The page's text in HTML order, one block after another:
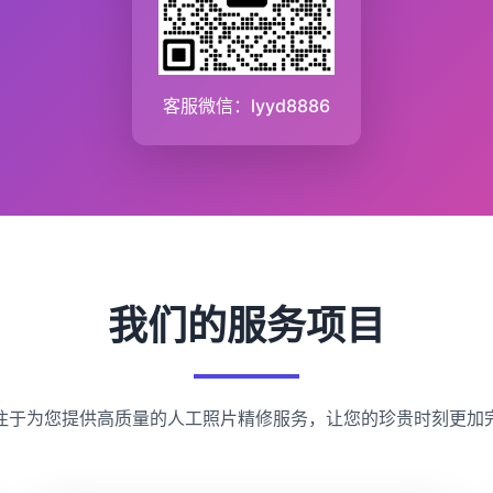
客服微信：lyyd8886
我们的服务项目
于为您提供高质量的人工照片精修服务，让您的珍贵时刻更加